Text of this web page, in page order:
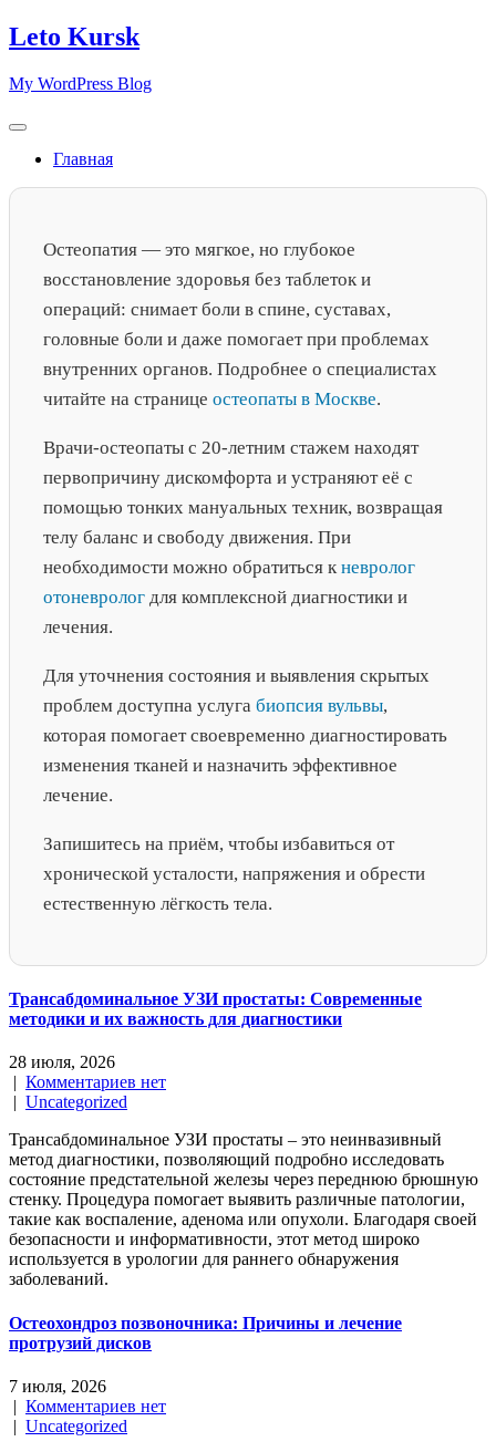
Skip
to
Leto Kursk
My WordPress Blog
Главная
Остеопатия — это мягкое, но глубокое
восстановление здоровья без таблеток и
операций: снимает боли в спине, суставах,
головные боли и даже помогает при проблемах
внутренних органов. Подробнее о специалистах
читайте на странице остеопаты в Москве.
Врачи-остеопаты с 20-летним стажем находят
первопричину дискомфорта и устраняют её с
помощью тонких мануальных техник, возвращая
телу баланс и свободу движения. При
необходимости можно обратиться кневролог
отоневролог для комплексной диагностики и
лечения.
Для уточнения состояния и выявления скрытых
проблем доступна услуга биопсия вульвы,
которая помогает своевременно диагностировать
изменения тканей и назначить эффективное
лечение.
Запишитесь на приём, чтобы избавиться от
хронической усталости, напряжения и обрести
естественную лёгкость тела.
Трансабдоминальное УЗИ простаты: Современные
методики и их важность для диагностики
28 июля, 2026
| Комментариев нет
| Uncategorized
Трансабдоминальное УЗИ простаты – это неинвазивный
метод диагностики, позволяющий подробно исследовать
состояние предстательной железы через переднюю брюшную
стенку. Процедура помогает выявить различные патологии,
такие как воспаление, аденома или опухоли. Благодаря своей
безопасности и информативности, этот метод широко
используется в урологии для раннего обнаружения
заболеваний.
Остеохондроз позвоночника: Причины и лечение
протрузий дисков
7 июля, 2026
| Комментариев нет
| Uncategorized